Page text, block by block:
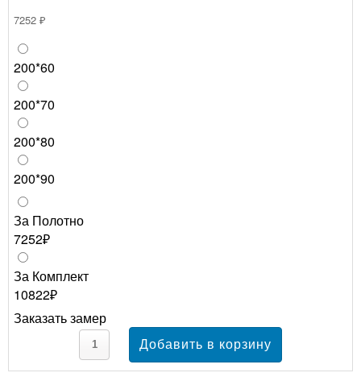
7252 ₽
200*60
200*70
200*80
200*90
За Полотно
7252₽
За Комплект
10822₽
Заказать замер